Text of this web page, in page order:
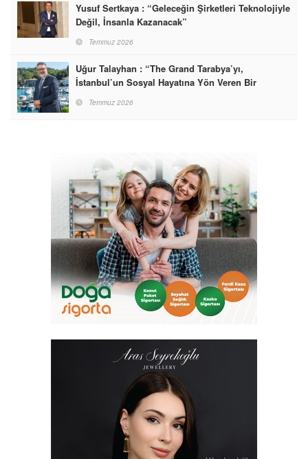
Yusuf Sertkaya : “Geleceğin Şirketleri Teknolojiyle
Değil, İnsanla Kazanacak”
Temmuz 2026
Uğur Talayhan : “The Grand Tarabya’yı,
İstanbul’un Sosyal Hayatına Yön Veren Bir
Destinasyon Haline Getirmeyi Hedefliyorum”
Temmuz 2026